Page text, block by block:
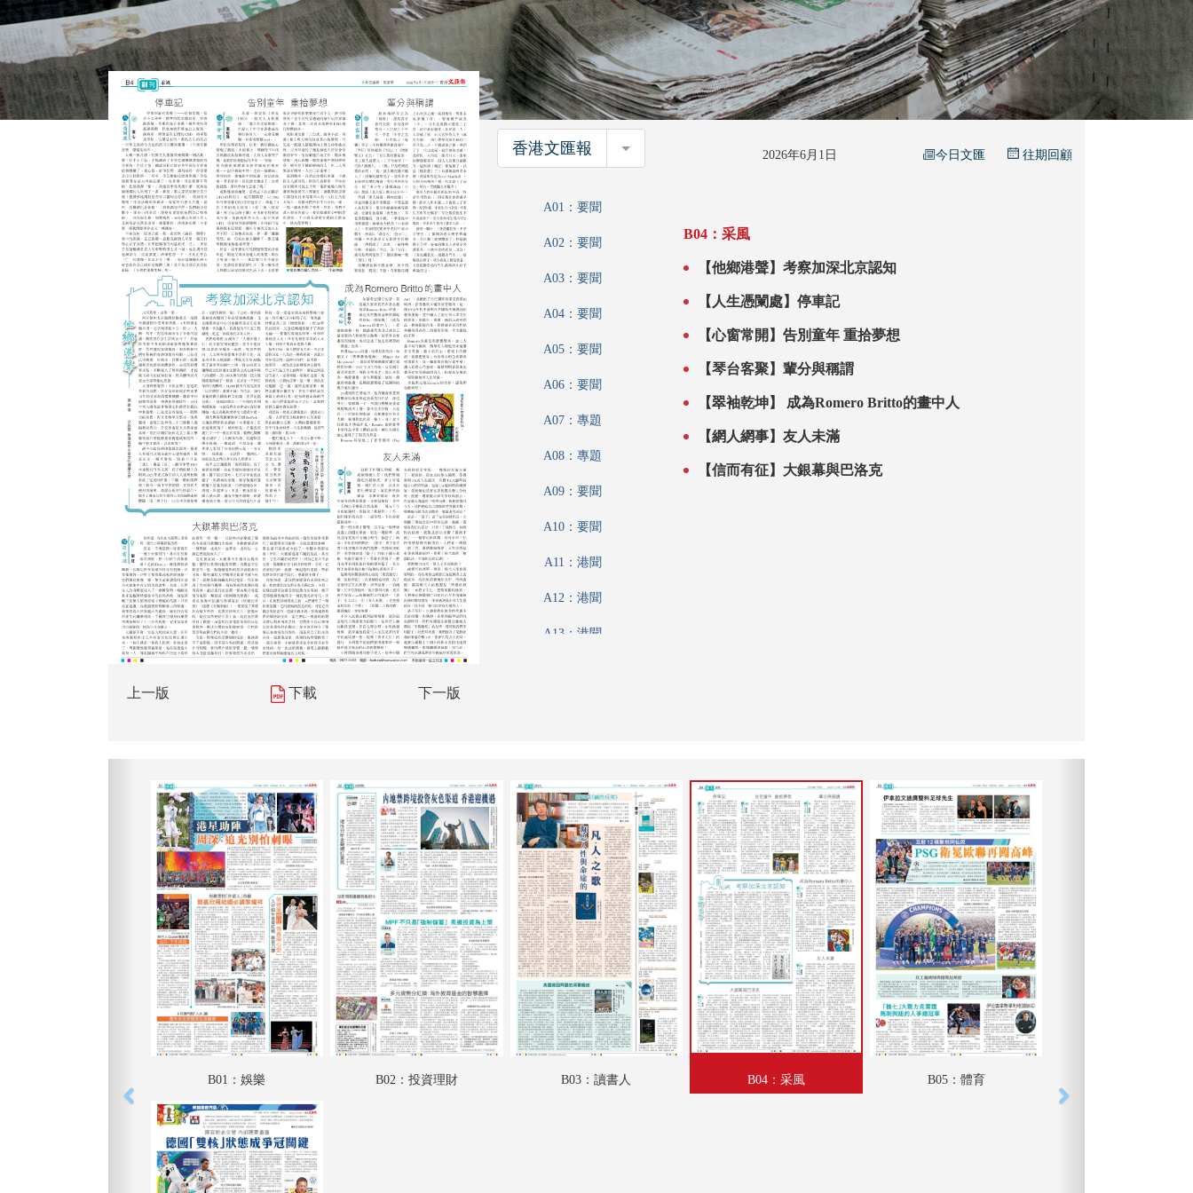
上一版 下載 下一版
香港文匯報 香港文匯報 2026年6月1日 今日文匯 往期回顧
A01：要聞
A02：要聞
A03：要聞
A04：要聞
A05：要聞
A06：要聞
A07：專題
A08：專題
A09：要聞
A10：要聞
A11：港聞
A12：港聞
A13：港聞
A18：專題
A19：國際
A20：國際
B01：娛樂
B02：投資理財
B03：讀書人
B04：采風
B05：體育
B04：采風
【他鄉港聲】考察加深北京認知
【人生憑闌處】停車記
【心窗常開】告別童年 重拾夢想
【琴台客聚】輩分與稱謂
【翠袖乾坤】 成為Romero Britto的畫中人
【網人網事】友人未滿
【信而有征】大銀幕與巴洛克
B01：娛樂 B02：投資理財 B03：讀書人 B04：采風 B05：體育